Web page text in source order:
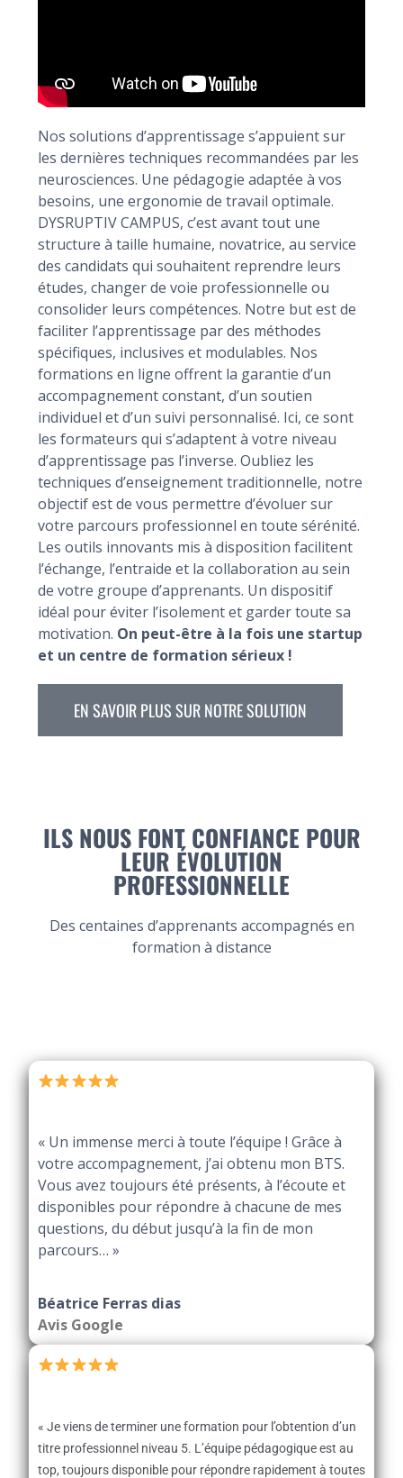
Nos solutions d’apprentissage s’appuient sur
les dernières techniques recommandées par les
neurosciences. Une pédagogie adaptée à vos
besoins, une ergonomie de travail optimale.
DYSRUPTIV CAMPUS, c’est avant tout une
structure à taille humaine, novatrice, au service
des candidats qui souhaitent reprendre leurs
études, changer de voie professionnelle ou
consolider leurs compétences. Notre but est de
faciliter l’apprentissage par des méthodes
spécifiques, inclusives et modulables. Nos
formations en ligne offrent la garantie d’un
accompagnement constant, d’un soutien
individuel et d’un suivi personnalisé. Ici, ce sont
les formateurs qui s’adaptent à votre niveau
d’apprentissage pas l’inverse. Oubliez les
techniques d’enseignement traditionnelle, notre
objectif est de vous permettre d’évoluer sur
votre parcours professionnel en toute sérénité.
Les outils innovants mis à disposition facilitent
l’échange, l’entraide et la collaboration au sein
de votre groupe d’apprenants. Un dispositif
idéal pour éviter l’isolement et garder toute sa
motivation. On peut-être à la fois une startup
et un centre de formation sérieux !
EN SAVOIR PLUS SUR NOTRE SOLUTION
ILS NOUS FONT CONFIANCE POUR
LEUR ÉVOLUTION
PROFESSIONNELLE
Des centaines d’apprenants accompagnés en
formation à distance
« Un immense merci à toute l’équipe ! Grâce à
votre accompagnement, j’ai obtenu mon BTS.
Vous avez toujours été présents, à l’écoute et
disponibles pour répondre à chacune de mes
questions, du début jusqu’à la fin de mon
parcours… »
Béatrice Ferras dias
Avis Google
« Je viens de terminer une formation pour l’obtention d’un
titre professionnel niveau 5. L’équipe pédagogique est au
top, toujours disponible pour répondre rapidement à toutes